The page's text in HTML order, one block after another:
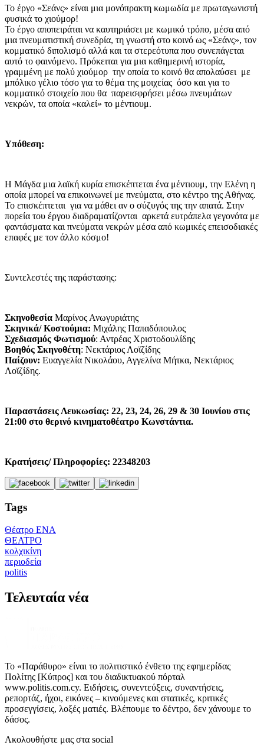
Το έργο «Σεάνς» είναι μια μονόπρακτη κωμωδία με πρωταγωνιστή
φυσικά το χιούμορ!
Το έργο αποπειράται να καυτηριάσει με κωμικό τρόπο, μέσα από
μια πνευματιστική συνεδρία, τη γνωστή στο κοινό ως «Σεάνς», τον
κομματικό διπολισμό αλλά και τα στερεότυπα που συνεπάγεται
αυτό το φαινόμενο. Πρόκειται για μια καθημερινή ιστορία,
γραμμένη με πολύ χιούμορ την οποία το κοινό θα απολαύσει με
μπόλικο γέλιο τόσο για το θέμα της μοιχείας όσο και για το
κομματικό στοιχείο που θα παρεισφρήσει μέσω πνευμάτων
νεκρών, τα οποία «καλεί» το μέντιουμ.
Υπόθεση:
Η Μάγδα μια λαϊκή κυρία επισκέπτεται ένα μέντιουμ, την Ελένη η
οποία μπορεί να επικοινωνεί με πνεύματα, στο κέντρο της Αθήνας.
Το επισκέπτεται για να μάθει αν ο σύζυγός της την απατά. Στην
πορεία του έργου διαδραματίζονται αρκετά ευτράπελα γεγονότα με
φαντάσματα και πνεύματα νεκρών μέσα από κωμικές επεισοδιακές
επαφές με τον άλλο κόσμο!
Συντελεστές της παράστασης:
Σκηνοθεσία Μαρίνος Ανωγυριάτης
Σκηνικά/ Κοστούμια: Μιχάλης Παπαδόπουλος
Σχεδιασμός Φωτισμού: Αντρέας Χριστοδουλίδης
Βοηθός Σκηνοθέτη: Nεκτάριος Λοϊζίδης
Παίζουν: Ευαγγελία Νικολάου, Αγγελίνα Μήτκα, Nεκτάριος
Λοϊζίδης.
Παραστάσεις Λευκωσίας: 22, 23, 24, 26, 29 & 30 Ιουνίου στις
21:00 στο θερινό κινηματοθέατρο Κωνστάντια.
Κρατήσεις/ Πληροφορίες: 22348203
Tags
Θέατρο ΕΝΑ
ΘΕΑΤΡΟ
κολχικίνη
περιοδεία
politis
Τελευταία νέα
Το «Παράθυρο» είναι το πολιτιστικό ένθετο της εφημερίδας
Πολίτης [Κύπρος] και του διαδικτυακού πόρταλ
www.politis.com.cy. Ειδήσεις, συνεντεύξεις, συναντήσεις,
ρεπορτάζ, ήχοι, εικόνες – κινούμενες και στατικές, κριτικές
προσεγγίσεις, λοξές ματιές. Βλέπουμε το δέντρο, δεν χάνουμε το
δάσος.
Ακολουθήστε μας στα social